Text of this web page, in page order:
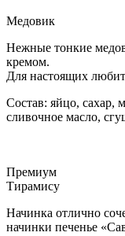
Медовик
Нежные тонкие
кремом.
Для настоящих
Состав: яйцо, сахар,
сливочное масло,
Премиум
Тирамису
Начинка отлично
начинки печенье